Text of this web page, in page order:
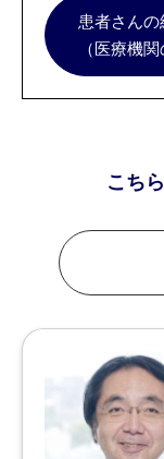
患者さん
（医療機関
こち